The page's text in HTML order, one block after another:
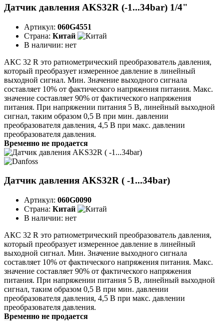
Датчик давления AKS32R (-1...34bar) 1/4"
Артикул: 060G4551
Страна: Китай
В наличии: нет
АКС 32 R это ратиометрический преобразователь давления,
который преобразует измеренное давление в линейный
выходной сигнал. Мин. Значение выходного сигнала
составляет 10% от фактического напряжения питания. Макс.
значение составляет 90% от фактического напряжения
питания. При напряжении питания 5 В, линейный выходной
сигнал, таким образом 0,5 В при мин. давлении
преобразователя давления, 4,5 В при макс. давлении
преобразователя давления.
Временно не продается
Датчик давления AKS32R ( -1...34bar)
Артикул: 060G0090
Страна: Китай
В наличии: нет
АКС 32 R это ратиометрический преобразователь давления,
который преобразует измеренное давление в линейный
выходной сигнал. Мин. Значение выходного сигнала
составляет 10% от фактического напряжения питания. Макс.
значение составляет 90% от фактического напряжения
питания. При напряжении питания 5 В, линейный выходной
сигнал, таким образом 0,5 В при мин. давлении
преобразователя давления, 4,5 В при макс. давлении
преобразователя давления.
Временно не продается